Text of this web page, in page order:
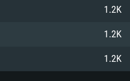
1.2K
1.2K
1.2K